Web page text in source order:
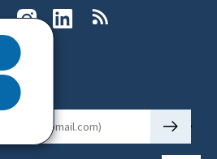
FacebookInstagramLinkedin
🡒